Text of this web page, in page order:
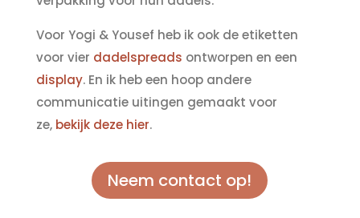
Voor Yogi & Yousef heb ik ook de etiketten
voor vier dadelspreads ontworpen en een
display.En ik heb een hoop andere
communicatie uitingen gemaakt voor
ze, bekijk deze hier.
Neem contact op!